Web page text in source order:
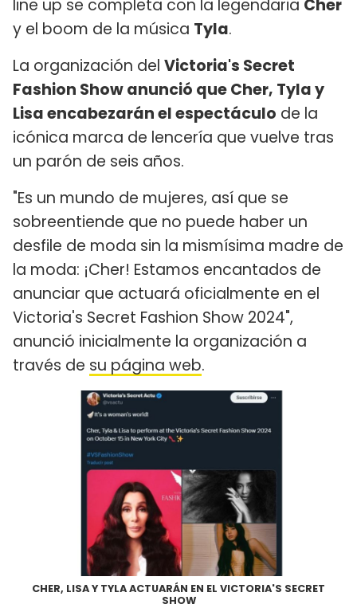
line up se completa con la legendaria Cher
y el boom de la música Tyla.
La organización del Victoria's Secret
Fashion Show anunció que Cher, Tyla y
Lisa encabezarán el espectáculo de la
icónica marca de lencería que vuelve tras
un parón de seis años.
"Es un mundo de mujeres, así que se
sobreentiende que no puede haber un
desfile de moda sin la mismísima madre de
la moda: ¡Cher! Estamos encantados de
anunciar que actuará oficialmente en el
Victoria's Secret Fashion Show 2024",
anunció inicialmente la organización a
través de su página web.
CHER, LISA Y TYLA ACTUARÁN EN EL VICTORIA'S SECRET
SHOW